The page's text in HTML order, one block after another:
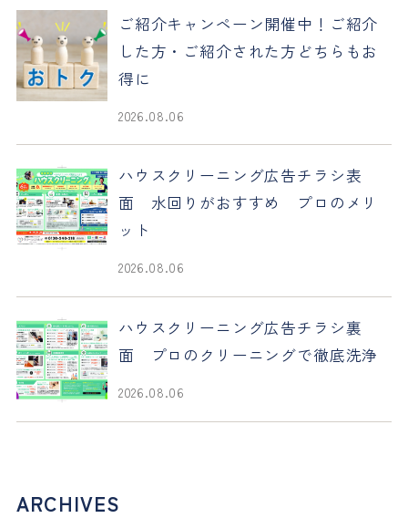
ご紹介キャンペーン開催中！ご紹介
した方・ご紹介された方どちらもお
得に
2026.08.06
ハウスクリーニング広告チラシ表
面 水回りがおすすめ プロのメリ
ット
2026.08.06
ハウスクリーニング広告チラシ裏
面 プロのクリーニングで徹底洗浄
2026.08.06
ARCHIVES